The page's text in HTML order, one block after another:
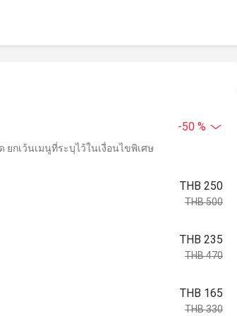
-50 %
กเว้นเมนูที่ระบุไว้ในเงื่อนไขพิเศษ
THB 250
THB 500
THB 235
THB 470
THB 165
THB 330